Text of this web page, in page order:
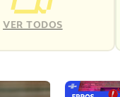
VER TODOS